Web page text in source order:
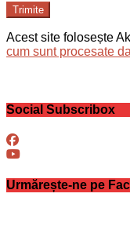
Trimite
Acest site folosește
cum sunt procesate
Social Subscribox
Urmărește-ne pe